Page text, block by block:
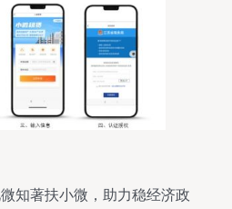
知著扶小微，助力稳经济政